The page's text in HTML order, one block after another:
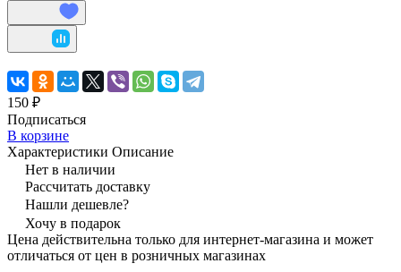
150 ₽
Подписаться
В корзине
Характеристики Описание
Нет в наличии
Рассчитать доставку
Нашли дешевле?
Хочу в подарок
Цена действительна только для интернет-магазина и может
отличаться от цен в розничных магазинах